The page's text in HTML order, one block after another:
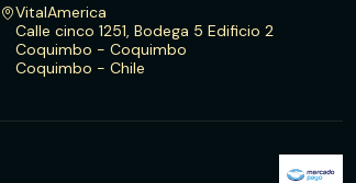
VitalAmerica
Calle cinco 1251, Bodega 5 Edificio 2
Coquimbo - Coquimbo
Coquimbo - Chile